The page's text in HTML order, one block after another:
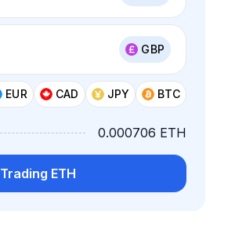
GBP
EUR CAD JPY BTC
0.000706 ETH
Trading ETH